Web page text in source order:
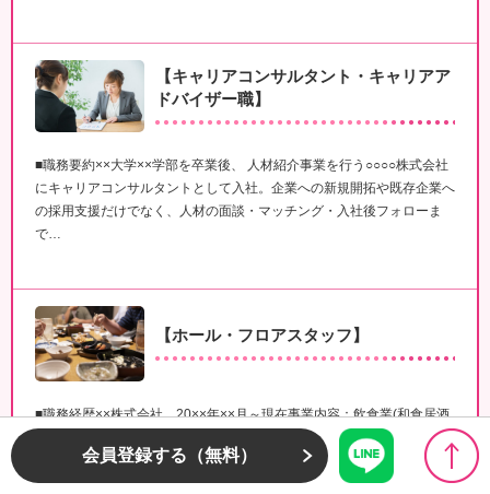
【キャリアコンサルタント・キャリアア
ドバイザー職】
■職務要約××大学××学部を卒業後、 人材紹介事業を行う○○○○株式会社
にキャリアコンサルタントとして入社。企業への新規開拓や既存企業へ
の採用支援だけでなく、人材の面談・マッチング・入社後フォローま
で…
【ホール・フロアスタッフ】
■職務経歴××株式会社 20××年××月～現在事業内容：飲食業(和食居酒
屋)の経営、企画、運営資本金：○○百万円売上高：○○百万円(20××年)従
業員数：○○名雇用形態：正社員配属先店舗：××店配属先…
会員登録する（無料）